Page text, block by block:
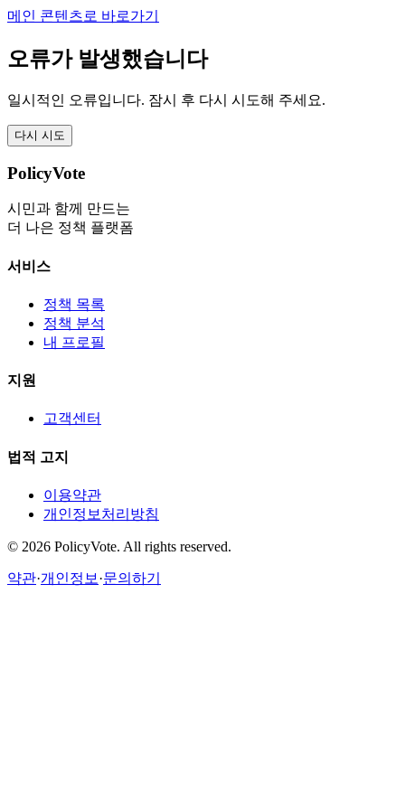
메인 콘텐츠로 바로가기
오류가 발생했습니다
일시적인 오류입니다. 잠시 후 다시 시도해 주세요.
다시 시도
PolicyVote
시민과 함께 만드는
더 나은 정책 플랫폼
서비스
정책 목록
정책 분석
내 프로필
지원
고객센터
법적 고지
이용약관
개인정보처리방침
© 2026 PolicyVote. All rights reserved.
약관·개인정보 ·문의하기